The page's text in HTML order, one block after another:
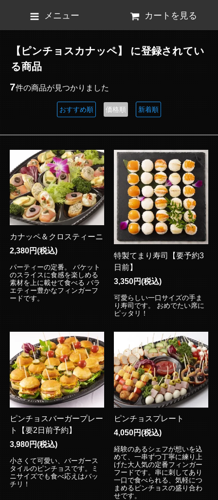
メニュー カートを見る
【ピンチョスカナッペ】 に登録されてい
る商品
7件の商品が見つかりました
おすすめ順 価格順 新着順
カナッペ＆クロスティーニ
2,380円(税込)
パーティーの定番。 バケット
のスライスに食感を楽しめる
素材を上に載せて食べる バラ
エティー豊かなフィンガーフ
ードです。
特製てまり寿司【要予約3
日前】
3,350円(税込)
可愛らしい一口サイズの手ま
り寿司です。 おめでたい席に
ピッタリ！
ピンチョスバーガープレー
ト【要2日前予約】
3,980円(税込)
小さくて可愛い、バーガース
タイルのピンチョスです。ミ
ニサイズでも食べ応えはバッ
チリ！
ピンチョスプレート
4,050円(税込)
経験のあるシェフが想いを込
めて、一串ずつ丁寧に練り上
げた大人気の定番フィンガー
フードです。串に刺してあり
一口で食べられる、気軽につ
まめるピンチョスの盛り合わ
せです。